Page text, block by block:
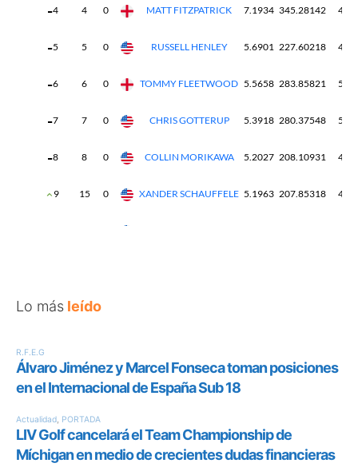
Lo más leído